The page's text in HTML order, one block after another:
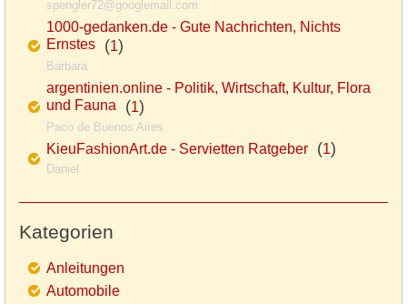
spengler72@googlemail.com
1000-gedanken.de - Gute Nachrichten, Nichts
Ernstes (1)
Barbara
argentinien.online - Politik, Wirtschaft, Kultur, Flora
und Fauna (1)
Paco de Buenos Aires
KieuFashionArt.de - Servietten Ratgeber (1)
Daniel
Kategorien
Anleitungen
Automobile